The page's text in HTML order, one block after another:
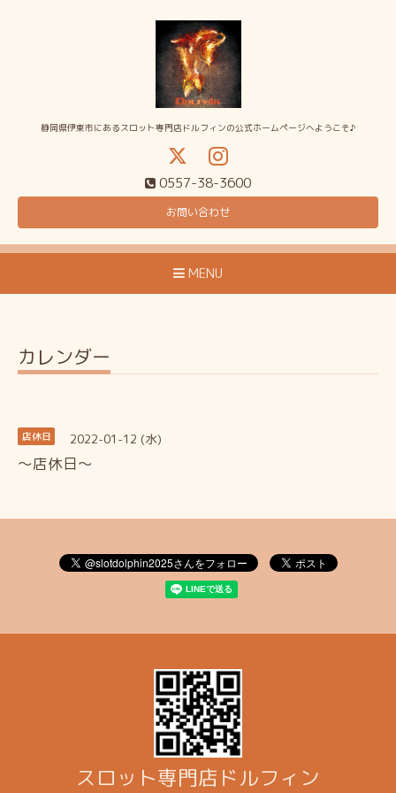
静岡県伊東市にあるスロット専門店ドルフィンの公式ホームページへようこそ♪
0557-38-3600
お問い合わせ
MENU
カレンダー
店休日 2022-01-12 (水)
～店休日～
スロット専門店ドルフィン